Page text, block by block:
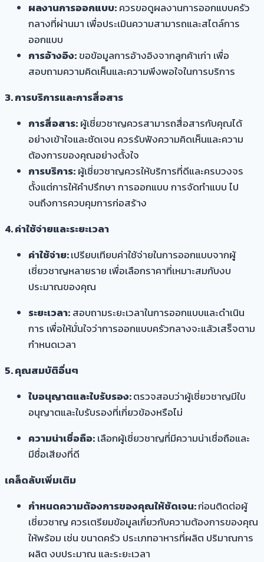
ผลงานการออกแบบ:ควรขอดูผลงานการออกแบบครัว
กลางที่ผ่านมา เพื่อประเมินความสามารถและสไตล์การ
ออกแบบ
การอ้างอิง:ขอข้อมูลการอ้างอิงจากลูกค้าเก่า เพื่อ
สอบถามความคิดเห็นและความพึงพอใจในการบริการ
3. การบริการและการสื่อสาร
การสื่อสาร:ผู้เชี่ยวชาญควรสามารถสื่อสารกับคุณได้
อย่างเข้าใจและชัดเจน ควรรับฟังความคิดเห็นและความ
ต้องการของคุณอย่างตั้งใจ
การบริการ:ผู้เชี่ยวชาญควรให้บริการที่ดีและครบวงจร
ตั้งแต่การให้คำปรึกษา การออกแบบ การจัดทำแบบ ไป
จนถึงการควบคุมการก่อสร้าง
4. ค่าใช้จ่ายและระยะเวลา
ค่าใช้จ่าย:เปรียบเทียบค่าใช้จ่ายในการออกแบบจากผู้
เชี่ยวชาญหลายราย เพื่อเลือกราคาที่เหมาะสมกับงบ
ประมาณของคุณ
ระยะเวลา:สอบถามระยะเวลาในการออกแบบและดำเนิน
การ เพื่อให้มั่นใจว่าการออกแบบครัวกลางจะแล้วเสร็จตาม
กำหนดเวลา
5. คุณสมบัติอื่นๆ
ใบอนุญาตและใบรับรอง:ตรวจสอบว่าผู้เชี่ยวชาญมีใบ
อนุญาตและใบรับรองที่เกี่ยวข้องหรือไม่
ความน่าเชื่อถือ:เลือกผู้เชี่ยวชาญที่มีความน่าเชื่อถือและ
มีชื่อเสียงที่ดี
เคล็ดลับเพิ่มเติม
กำหนดความต้องการของคุณให้ชัดเจน:ก่อนติดต่อผู้
เชี่ยวชาญ ควรเตรียมข้อมูลเกี่ยวกับความต้องการของคุณ
ให้พร้อม เช่น ขนาดครัว ประเภทอาหารที่ผลิต ปริมาณการ
ผลิต งบประมาณ และระยะเวลา